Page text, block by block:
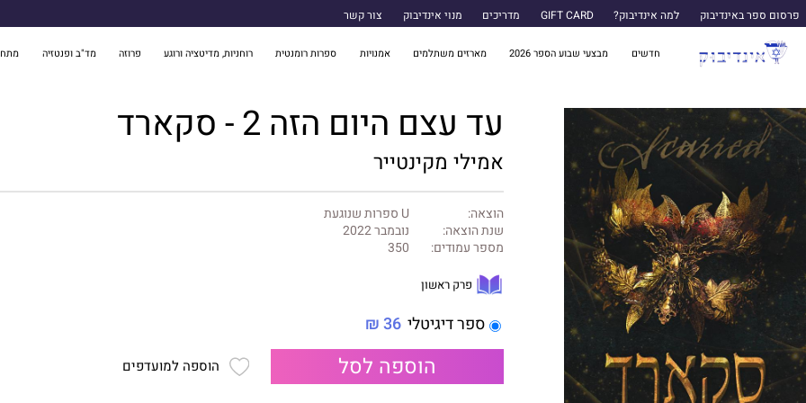
פרסום ספר באינדיבוק למה אינדיבוק? GIFT CARD מדריכים מנוי אינדיבוק צור קשר
חדשים מבצעי שבוע הספר 2026 מארזים משתלמים אמנויות ספרות רומנטית רוחניות, מדיטציה ורוגע פרוזה מד"ב ופנטזיה מתח
עד עצם היום הזה 2 - סקארד
אמילי מקינטייר
הוצאה:
U ספרות שנוגעת
שנת הוצאה:
נובמבר 2022
מספר עמודים:
350
פרק ראשון
ספר דיגיטלי 36 ₪
הוספה לסל הוספה למועדפים